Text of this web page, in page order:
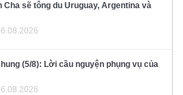
Cha sẽ tông du Uruguay, Argentina và
(5/8): Lời cầu nguyện phụng vụ của